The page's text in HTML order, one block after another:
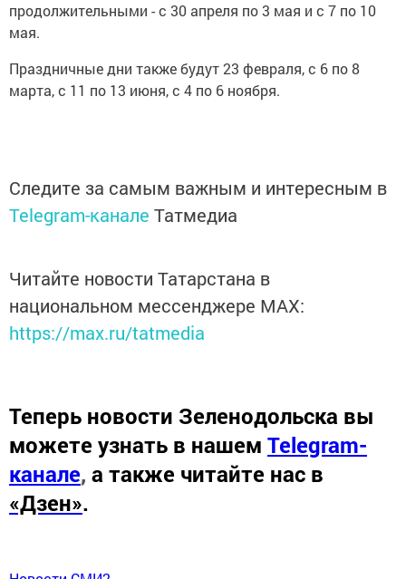
продолжительными - с 30 апреля по 3 мая и с 7 по 10
мая.
Праздничные дни также будут 23 февраля, с 6 по 8
марта, с 11 по 13 июня, с 4 по 6 ноября.
Следите за самым важным и интересным в
Telegram-канале Татмедиа
Читайте новости Татарстана в
национальном мессенджере MАХ:
https://max.ru/tatmedia
Теперь новости Зеленодольска вы
можете узнать в нашем Telegram-
канале, а также читайте нас в
«Дзен».